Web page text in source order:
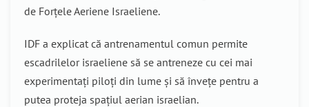
de Forțele Aeriene Israeliene.
IDF a explicat că antrenamentul comun permite
escadrilelor israeliene să se antreneze cu cei mai
experimentați piloți din lume și să învețe pentru a
putea proteja spațiul aerian israelian.